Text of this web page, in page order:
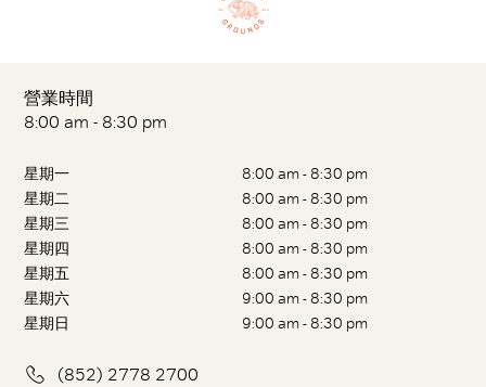
營業時間
8:00 am - 8:30 pm
星期一
8:00 am - 8:30 pm
星期二
8:00 am - 8:30 pm
星期三
8:00 am - 8:30 pm
星期四
8:00 am - 8:30 pm
星期五
8:00 am - 8:30 pm
星期六
9:00 am - 8:30 pm
星期日
9:00 am - 8:30 pm
(852) 2778 2700